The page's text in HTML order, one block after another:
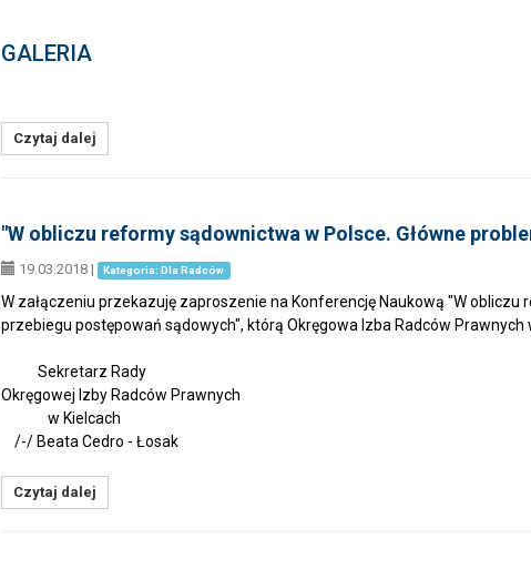
GALERIA
Czytaj dalej
"W obliczu reformy sądownictwa w Polsce. Główne
19.03.2018 | Kategoria: Dla Radców
W załączeniu przekazuję zaproszenie na Konferencję Naukową "W
przebiegu postępowań sądowych", którą Okręgowa Izba Radców Prawnych
Sekretarz Rady
Okręgowej Izby Radców Prawnych
w Kielcach
/-/ Beata Cedro - Łosak
Czytaj dalej